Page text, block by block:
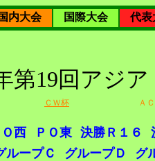
国内大会 国際大会
代表
第19回アジ
ＣＷ杯 Ａ
Ｏ西 ＰＯ東 決勝Ｒ１６
ループＣ グループＤ グ